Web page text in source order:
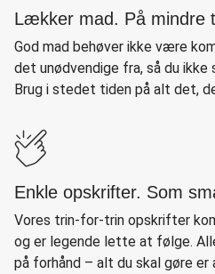
Lækker mad. På mindre
God mad behøver ikke være
det unødvendige fra, så du
Brug i stedet tiden på alt det,
Enkle opskrifter. Som
Vores trin-for-trin opskrifter
og er legende lette at følge.
på forhånd – alt du skal gøre